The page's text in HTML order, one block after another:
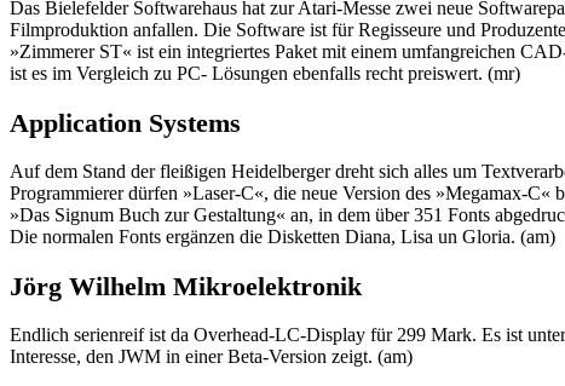
Das Bielefelder Softwarehaus hat zur Atari-Messe zwei neue
Filmproduktion anfallen. Die Software ist für Regisseure und
»Zimmerer ST« ist ein integriertes Paket mit einem umfangreichen
ist es im Vergleich zu PC- Lösungen ebenfalls recht preiswert. (mr)
Application Systems
Auf dem Stand der fleißigen Heidelberger dreht sich alles um
Programmierer dürfen »Laser-C«, die neue Version des »Megamax-
»Das Signum Buch zur Gestaltung« an, in dem über 351 Fonts
Die normalen Fonts ergänzen die Disketten Diana, Lisa un Gloria. (am)
Jörg Wilhelm Mikroelektronik
Endlich serienreif ist da Overhead-LC-Display für 299 Mark. Es ist
Interesse, den JWM in einer Beta-Version zeigt. (am)